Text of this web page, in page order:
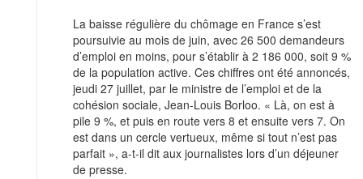
La baisse régulière du chômage en France s’est
poursuivie au mois de juin, avec 26 500 demandeurs
d’emploi en moins, pour s’établir à 2 186 000, soit 9 %
de la population active. Ces chiffres ont été annoncés,
jeudi 27 juillet, par le ministre de l’emploi et de la
cohésion sociale, Jean-Louis Borloo. « Là, on est à
pile 9 %, et puis en route vers 8 et ensuite vers 7. On
est dans un cercle vertueux, même si tout n’est pas
parfait », a-t-il dit aux journalistes lors d’un déjeuner
de presse.